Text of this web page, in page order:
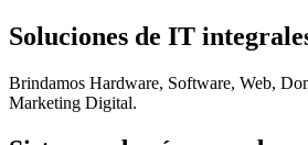
Soluciones de IT
Brindamos Hardware, Software, Web,
Marketing Digital.